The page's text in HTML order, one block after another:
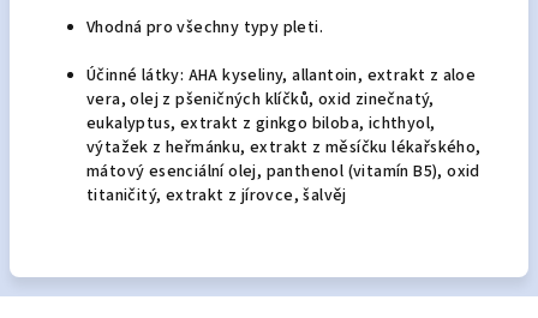
Vhodná pro všechny typy pleti.
Účinné látky: AHA kyseliny, allantoin, extrakt z aloe
vera, olej z pšeničných klíčků, oxid zinečnatý,
eukalyptus, extrakt z ginkgo biloba, ichthyol,
výtažek z heřmánku, extrakt z měsíčku lékařského,
mátový esenciální olej, panthenol (vitamín B5), oxid
titaničitý, extrakt z jírovce, šalvěj